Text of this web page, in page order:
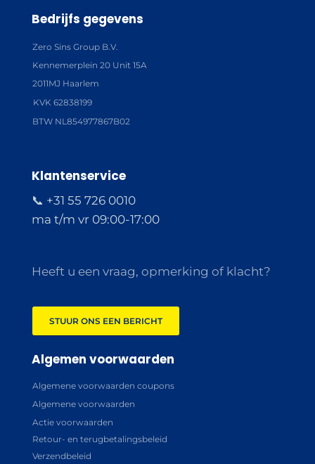
Bedrijfs gegevens
Zero Sins Group B.V.
Kennemerplein 20 Unit 15A
2011MJ Haarlem
KVK 62838199
BTW NL854977867B02
Klantenservice
📞 +31 55 726 0010
ma t/m vr 09:00-17:00
Heeft u een vraag, opmerking of klacht?
STUUR ONS EEN BERICHT
Algemen voorwaarden
Algemene voorwaarden coupons
Algemene voorwaarden
Actie voorwaarden
Retour- en terugbetalingsbeleid
Verzendbeleid